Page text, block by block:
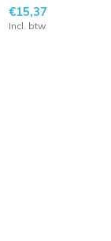
€15,37
Incl. btw